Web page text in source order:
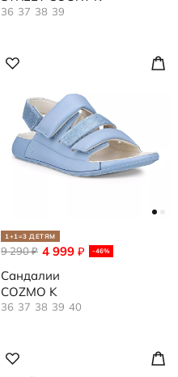
36 37 38 39
1+1=3 ДЕТЯМ
4 999 ₽ -46%
9 290₽
Сандалии
COZMO K
36 37 38 39 40